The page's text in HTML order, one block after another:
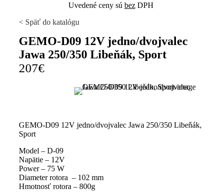
Uvedené ceny sú bez DPH
Späť do katalógu
GEMO-D09 12V jedno/dvojvalec
Jawa 250/350 Libeňák, Sport
207€
GEMO-D09 12V jedno/dvojvalec Jawa 250/350 Libeňák,
Sport
Model – D-09
Napätie – 12V
Power – 75 W
Diameter rotora – 102 mm
Hmotnosť rotora – 800g